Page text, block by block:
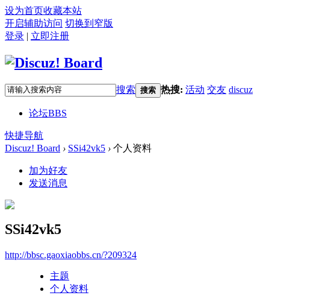
设为首页收藏本站
开启辅助访问 切换到窄版
登录 | 立即注册
搜索 搜索 热搜: 活动 交友 discuz
论坛BBS
快捷导航
Discuz! Board › SSi42vk5 › 个人资料
加为好友
发送消息
SSi42vk5
http://bbsc.gaoxiaobbs.cn/?209324
主题
个人资料